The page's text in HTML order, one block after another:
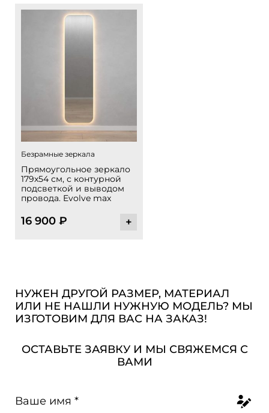
Безрамные зеркала
Прямоугольное зеркало
179х54 см, с контурной
подсветкой и выводом
провода. Evolve max
16 900 ₽ +
НУЖЕН ДРУГОЙ РАЗМЕР, МАТЕРИАЛ
ИЛИ НЕ НАШЛИ НУЖНУЮ МОДЕЛЬ? МЫ
ИЗГОТОВИМ ДЛЯ ВАС НА ЗАКАЗ!
ОСТАВЬТЕ ЗАЯВКУ И МЫ СВЯЖЕМСЯ С
ВАМИ